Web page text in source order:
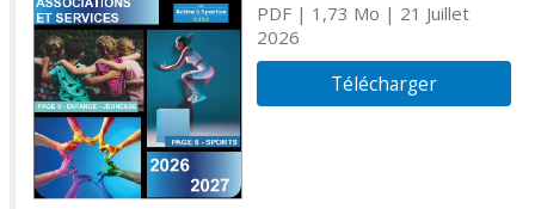
PDF| 1,73 Mo | 21 Juillet
2026
Télécharger